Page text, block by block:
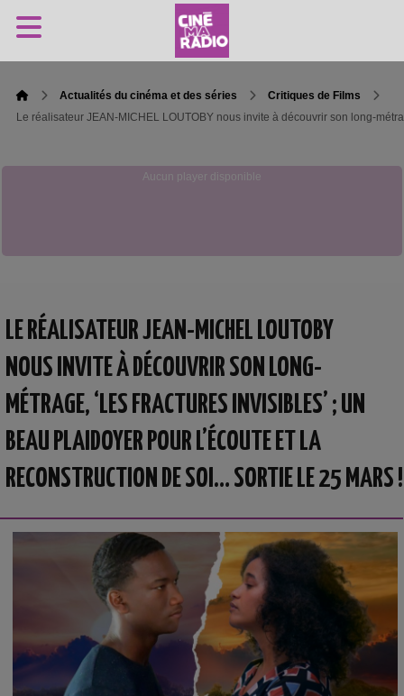
Actualités du cinéma et des séries
Critiques de Films
Le réalisateur JEAN-MICHEL LOUTOBY nous invite à découvrir son long-
Aucun player disponible
LE RÉALISATEUR JEAN-MICHEL LOUTOBY
NOUS INVITE À DÉCOUVRIR SON LONG-
MÉTRAGE, ‘LES FRACTURES INVISIBLES’ ; UN
BEAU PLAIDOYER POUR L’ÉCOUTE ET LA
RECONSTRUCTION DE SOI… SORTIE LE 25 MARS !